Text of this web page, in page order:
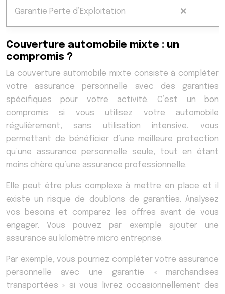
Garantie Perte d’Exploitation ❌
Couverture automobile mixte : un
compromis ?
La couverture automobile mixte consiste à compléter
votre assurance personnelle avec des garanties
spécifiques pour votre activité. C’est un bon
compromis si vous utilisez votre automobile
régulièrement, sans utilisation intensive, vous
permettant de bénéficier d’une meilleure protection
qu’une assurance personnelle seule, tout en étant
moins chère qu’une assurance professionnelle.
Elle peut être plus complexe à mettre en place et il
existe un risque de doublons de garanties. Analysez
vos besoins et comparez les offres avant de vous
engager. Vous pouvez par exemple ajouter une
assurance au kilomètre micro entreprise.
Par exemple, vous pourriez compléter votre assurance
personnelle avec une garantie « marchandises
transportées » si vous livrez occasionnellement des